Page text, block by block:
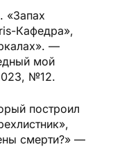
«Запах
Кафедра»,
—
мой
№12.
построил
смерти?» —